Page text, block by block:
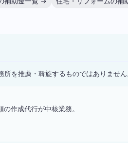
を推薦・斡旋するものではありません
作成代行が中核業務。